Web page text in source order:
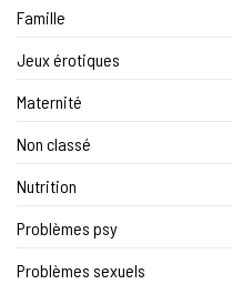
Famille
Jeux érotiques
Maternité
Non classé
Nutrition
Problèmes psy
Problèmes sexuels